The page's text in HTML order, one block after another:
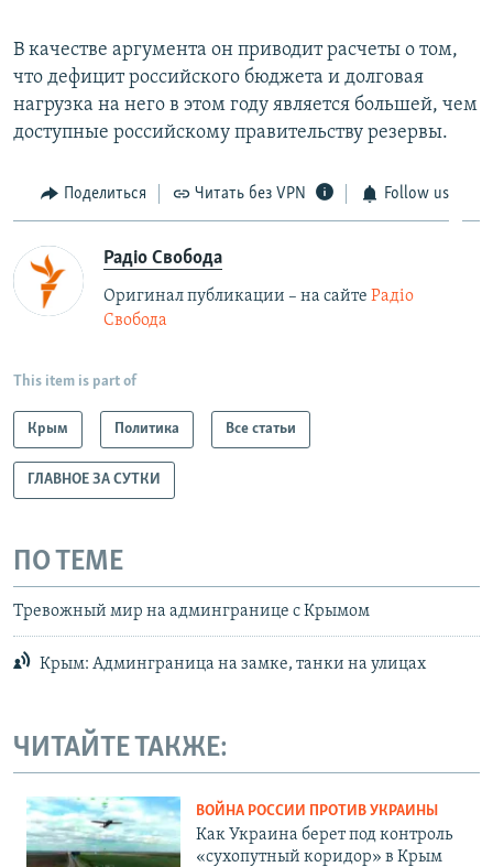
В качестве аргумента он приводит расчеты о том,
что дефицит российского бюджета и долговая
нагрузка на него в этом году является большей, чем
доступные российскому правительству резервы.
Поделиться Читать без VPN Follow us
Радіо Свобода
Оригинал публикации – на сайте Радіо
Свобода
This item is part of
Крым Политика Все статьи
ГЛАВНОЕ ЗА СУТКИ
ПО ТЕМЕ
Тревожный мир на админгранице с Крымом
Крым: Админграница на замке, танки на улицах
ЧИТАЙТЕ ТАКЖЕ:
ВОЙНА РОССИИ ПРОТИВ УКРАИНЫ
Как Украина берет под контроль
«сухопутный коридор» в Крым